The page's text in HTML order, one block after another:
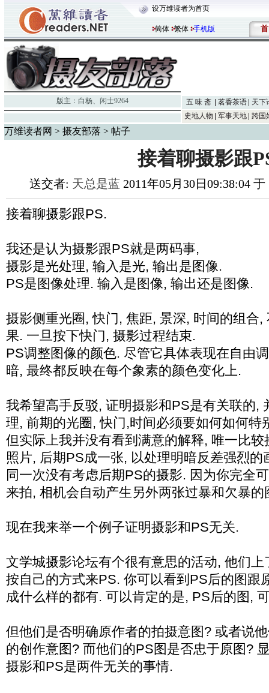
设万维读者为首页
简体 繁体 手机版 首
版主： 白杨、 闲士9264 五 味 斋 茗香茶语
天下
史地人物
军事天地 跨国
万维读者网 > 摄友部落 > 帖子
接着聊摄影跟
送交者: 天总是蓝 2011年05月30日09:38:04
接着聊摄影跟PS.
我还是认为摄影跟PS就是两码事,
摄影是光处理, 输入是光, 输出是图像.
PS是图像处理. 输入是图像, 输出还是图像.
摄影侧重光圈, 快门, 焦距, 景深, 时间的组合,
果. 一旦按下快门, 摄影过程结束.
PS调整图像的颜色. 尽管它具体表现在自由
暗, 最终都反映在每个象素的颜色变化上.
我希望高手反驳, 证明摄影和PS是有关联的,
理, 前期的光圈, 快门,时间必须要如何如何特
但实际上我并没有看到满意的解释, 唯一比
照片, 后期PS成一张, 以处理明暗反差强烈
同一次没有考虑后期PS的摄影. 因为你完全
来拍, 相机会自动产生另外两张过暴和欠暴的
现在我来举一个例子证明摄影和PS无关.
文学城摄影论坛有个很有意思的活动, 他们
按自己的方式来PS. 你可以看到PS后的图跟
成什么样的都有. 可以肯定的是, PS后的图,
但他们是否明确原作者的拍摄意图? 或者说
的创作意图? 而他们的PS图是否忠于原图?
摄影和PS是两件无关的事情.